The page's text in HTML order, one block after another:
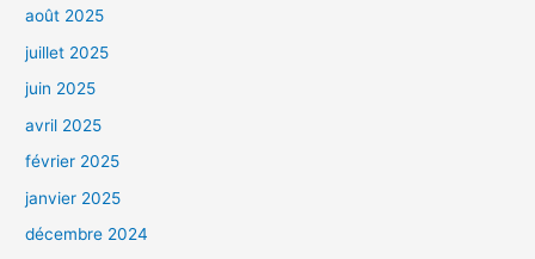
août 2025
juillet 2025
juin 2025
avril 2025
février 2025
janvier 2025
décembre 2024